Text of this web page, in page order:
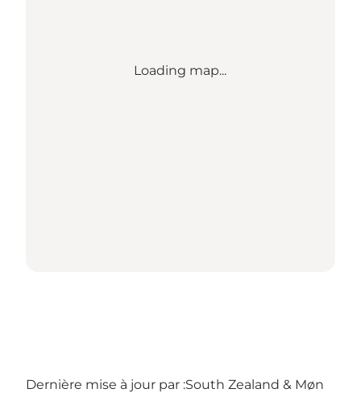
Loading map...
Dernière mise à jour par :South Zealand & Møn